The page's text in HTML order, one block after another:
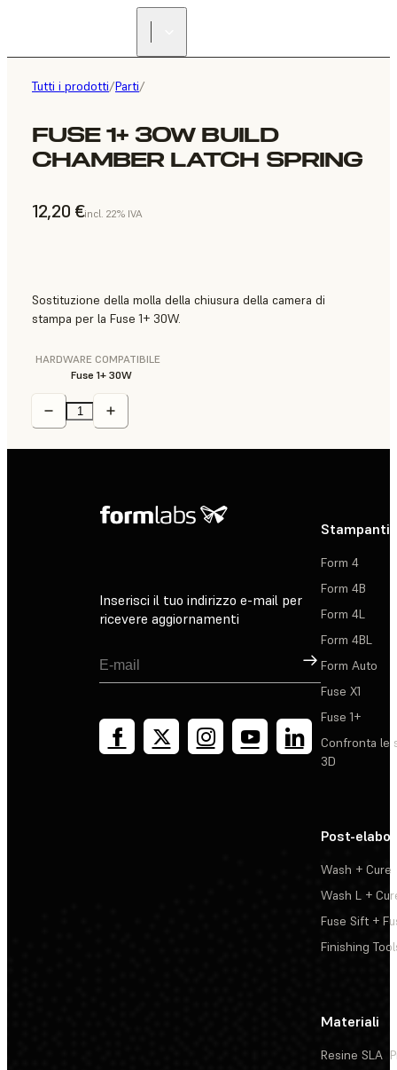
Tutti i prodotti/Parti/
FUSE 1+ 30W BUILD
CHAMBER LATCH SPRING
12,20 €incl. 22% IVA
Sostituzione della molla della chiusura della camera di
stampa per la Fuse 1+ 30W.
HARDWARE COMPATIBILE
Fuse 1+ 30W
Inserisci il tuo indirizzo e-mail per
ricevere aggiornamenti
Registrati
Stampanti
Form 4
Form 4B
Form 4L
Form 4BL
Form Auto
Fuse X1
Fuse 1+
Confronta le
3D
Post-
Wash + Cure
Wash L +
Fuse Sift +
Finishing
Materiali
Resine SLA